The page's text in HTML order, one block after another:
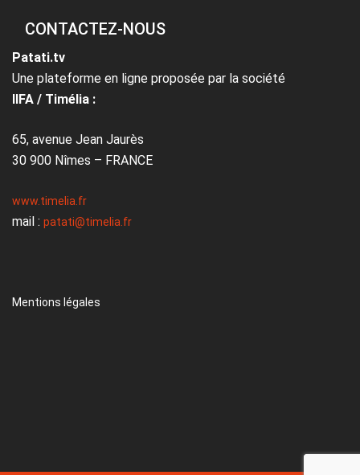
CONTACTEZ-NOUS
Patati.tv
Une plateforme en ligne proposée par la société
IIFA / Timélia :
65, avenue Jean Jaurès
30 900 Nîmes – FRANCE
www.timelia.fr
mail : patati@timelia.fr
Mentions légales